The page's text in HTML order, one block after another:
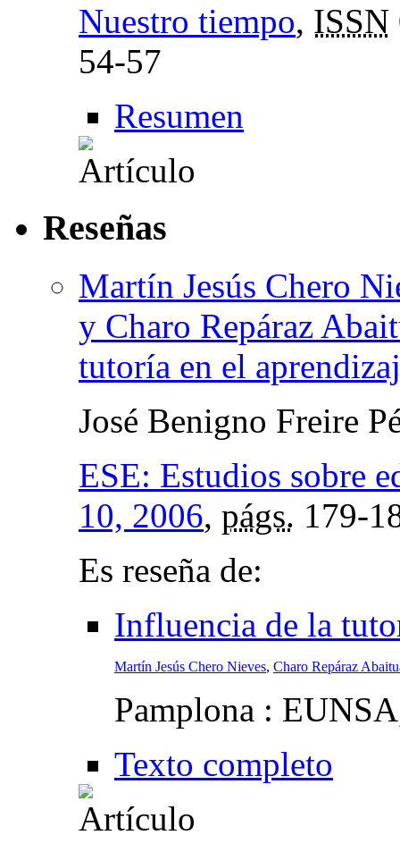
Nuestro tiempo, ISSN
54-57
Resumen
Reseñas
Martín Jesús Chero
y Charo Repáraz
tutoría en el
José Benigno Freire
ESE: Estudios sobre
10, 2006, págs. 179-
Es reseña de:
Influencia de la
Martín Jesús Chero Nieves, Charo Repáraz
Pamplona :
Texto completo